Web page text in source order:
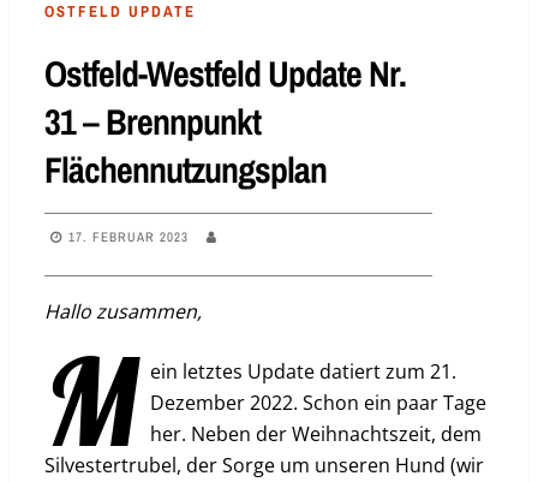
OSTFELD UPDATE
Ostfeld-Westfeld Update Nr.
31 – Brennpunkt
Flächennutzungsplan
17. FEBRUAR 2023
Hallo zusammen,
m ein letztes Update datiert zum 21.
Dezember 2022. Schon ein paar Tage
her. Neben der Weihnachtszeit, dem
Silvestertrubel, der Sorge um unseren Hund (wir